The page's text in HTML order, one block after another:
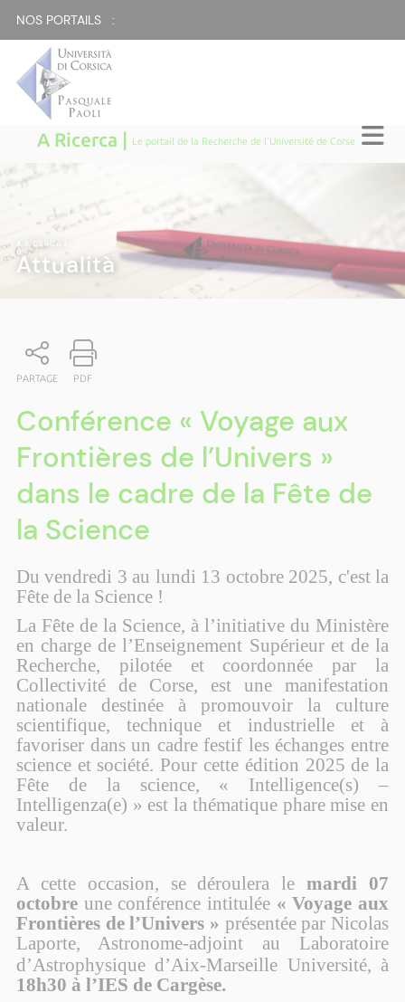
NOS PORTAILS :
A Ricerca | Le portail de la Recherche de l'Université de Corse
A RICERCA
Attualità
PARTAGE PDF
Conférence « Voyage aux
Frontières de l’Univers »
dans le cadre de la Fête de
la Science
Du vendredi 3 au lundi 13 octobre 2025, c'est la
Fête de la Science !
La Fête de la Science, à l’initiative du Ministère
en charge de l’Enseignement Supérieur et de la
Recherche, pilotée et coordonnée par la
Collectivité de Corse, est une manifestation
nationale destinée à promouvoir la culture
scientifique, technique et industrielle et à
favoriser dans un cadre festif les échanges entre
science et société. Pour cette édition 2025 de la
Fête de la science, « Intelligence(s) –
Intelligenza(e) » est la thématique phare mise en
valeur.
A cette occasion, se déroulera lemardi 07
octobreune conférence intitulée « Voyage aux
Frontières de l’Univers » présentée par Nicolas
Laporte,
Astronome-adjoint au Laboratoire
d’Astrophysique d’Aix-Marseille Université, à
18h30 à l’IES de Cargèse.